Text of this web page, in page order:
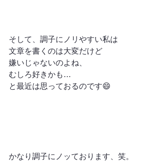
そして、調子にノリやすい私は
文章を書くのは大変だけど
嫌いじゃないのよね、
むしろ好きかも…
と最近は思っておるのです😄
かなり調子にノッております、笑。